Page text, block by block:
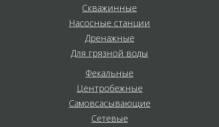
Скважинные
Насосные станции
Дренажные
Для грязной воды
Фекальные
Центробежные
Самовсасывающие
Сетевые